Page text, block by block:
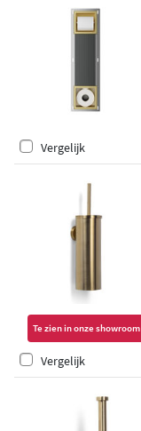
Vergelijk
Te zien in onze showroom
Vergelijk